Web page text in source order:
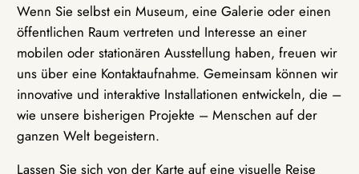
Wenn Sie selbst ein Museum, eine Galerie oder einen
öffentlichen Raum vertreten und Interesse an einer
mobilen oder stationären Ausstellung haben, freuen wir
uns über eine Kontaktaufnahme. Gemeinsam können wir
innovative und interaktive Installationen entwickeln, die –
wie unsere bisherigen Projekte – Menschen auf der
ganzen Welt begeistern.
Lassen Sie sich von der Karte auf eine visuelle Reise